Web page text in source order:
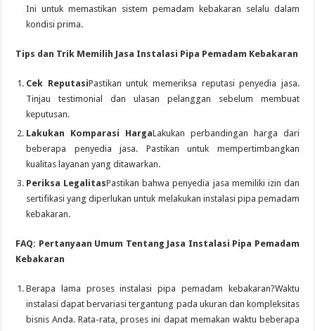
Ini untuk memastikan sistem pemadam kebakaran selalu dalam
kondisi prima.
Tips dan Trik Memilih Jasa Instalasi Pipa Pemadam Kebakaran
Cek ReputasiPastikan untuk memeriksa reputasi penyedia jasa.
Tinjau testimonial dan ulasan pelanggan sebelum membuat
keputusan.
Lakukan Komparasi HargaLakukan perbandingan harga dari
beberapa penyedia jasa. Pastikan untuk mempertimbangkan
kualitas layanan yang ditawarkan.
Periksa LegalitasPastikan bahwa penyedia jasa memiliki izin dan
sertifikasi yang diperlukan untuk melakukan instalasi pipa pemadam
kebakaran.
FAQ: Pertanyaan Umum Tentang Jasa Instalasi Pipa Pemadam
Kebakaran
Berapa lama proses instalasi pipa pemadam kebakaran?Waktu
instalasi dapat bervariasi tergantung pada ukuran dan kompleksitas
bisnis Anda. Rata-rata, proses ini dapat memakan waktu beberapa